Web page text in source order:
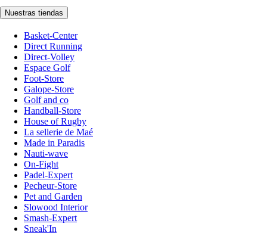
Nuestras tiendas
Basket-Center
Direct Running
Direct-Volley
Espace Golf
Foot-Store
Galope-Store
Golf and co
Handball-Store
House of Rugby
La sellerie de Maé
Made in Paradis
Nauti-wave
On-Fight
Padel-Expert
Pecheur-Store
Pet and Garden
Slowood Interior
Smash-Expert
Sneak'In